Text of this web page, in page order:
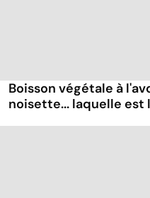
Boisson végétale à
noisette... laquelle est